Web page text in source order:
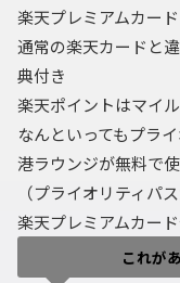
楽天プレミアムカード
通常の楽天カードと
典付き
楽天ポイントはマイ
なんといってもプラ
港ラウンジが無料で
（プライオリティパ
楽天プレミアムカー
これが